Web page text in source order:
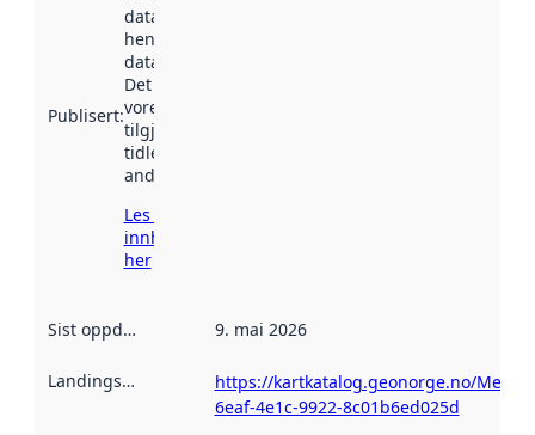
Publisert:
datasettet vart
henta inn av
data.norge.no.
Det kan ha
vore
tilgjengeleg
tidlegare
andre stader.
Les meir om
innhenting
her
Sist oppdatert 9. mai 2026
Landingsside
https://kartkatalog.geonorge.no/
6eaf-4e1c-9922-8c01b6ed025d